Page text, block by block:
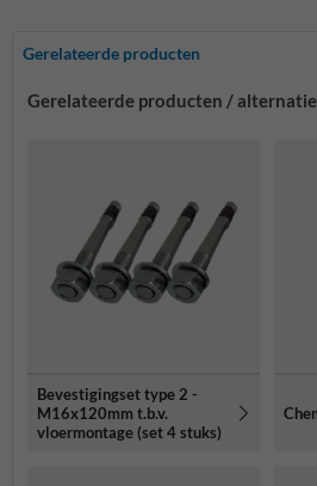
Gerelateerde producten
Gerelateerde producten /
Bevestigingset type 2 -
M16x120mm t.b.v.
vloermontage (set 4 stuks)